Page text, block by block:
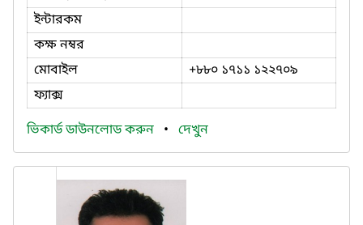
ইন্টারকম
কক্ষ নম্বর
মোবাইল
+৮৮০ ১৭১১ ১২২৭০৯
ফ্যাক্স
ভিকার্ড ডাউনলোড করুন • দেখুন